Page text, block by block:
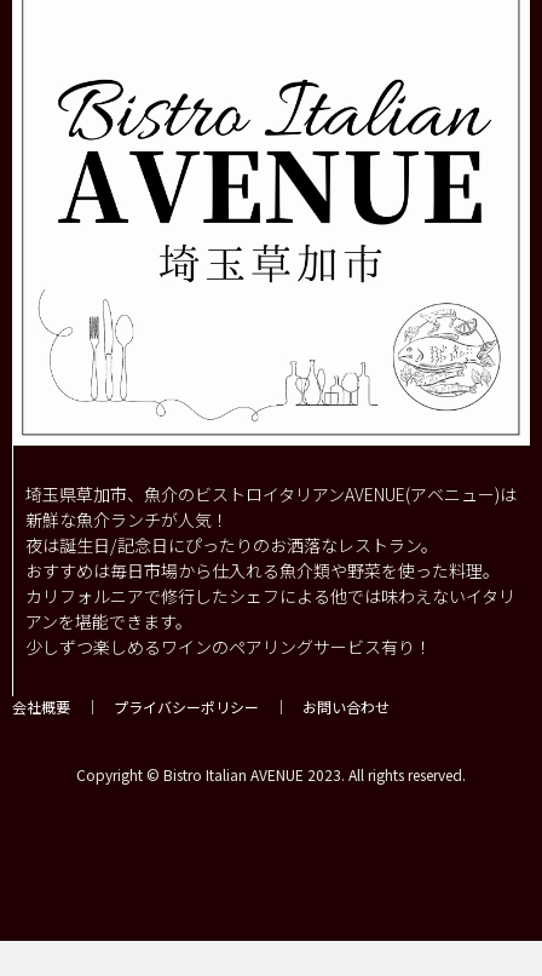
埼玉県草加市、魚介のビストロイタリアンAVENUE(アベニュー)は
新鮮な魚介ランチが人気！
夜は誕生日/記念日にぴったりのお洒落なレストラン。
おすすめは毎日市場から仕入れる魚介類や野菜を使った料理。
カリフォルニアで修行したシェフによる他では味わえないイタリ
アンを堪能できます。
少しずつ楽しめるワインのペアリングサービス有り！
会社概要 ｜ プライバシーポリシー ｜ お問い合わせ
Copyright © Bistro Italian AVENUE 2023. All rights reserved.